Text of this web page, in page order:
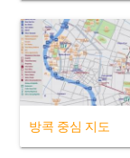
방콕 중심 지도